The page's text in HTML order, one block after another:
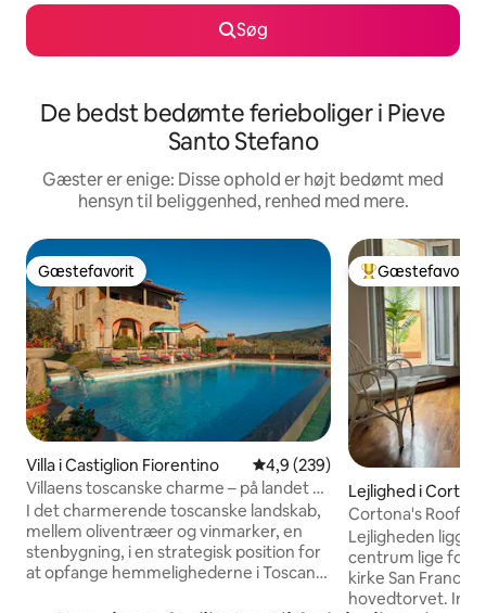
Søg
De bedst bedømte ferieboliger i Pieve
Santo Stefano
Gæster er enige: Disse ophold er højt bedømt med
hensyn til beliggenhed, renhed med mere.
Gæstefavorit
Gæstefavorit
Villa i Castiglion Fiorentino 4,9 ud af 5 i gennemsnitlig
4,9 (239)
Villaens toscanske charme – på landet –
Villa Senaia
I det charmerende toscanske landskab,
mellem oliventræer og vinmarker, en
stenbygning, i en strategisk position for
at opfange hemmelighederne i Toscana
Bedste
Gæstefavorit
Lejlighed i
Cortona's
Lejligheden
centrum lige
kirke San
hovedtorvet.